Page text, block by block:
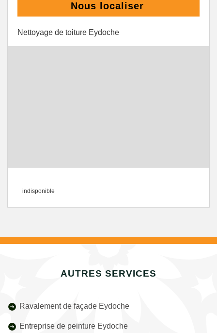
Nous localiser
Nettoyage de toiture Eydoche
indisponible
AUTRES SERVICES
Ravalement de façade Eydoche
Entreprise de peinture Eydoche